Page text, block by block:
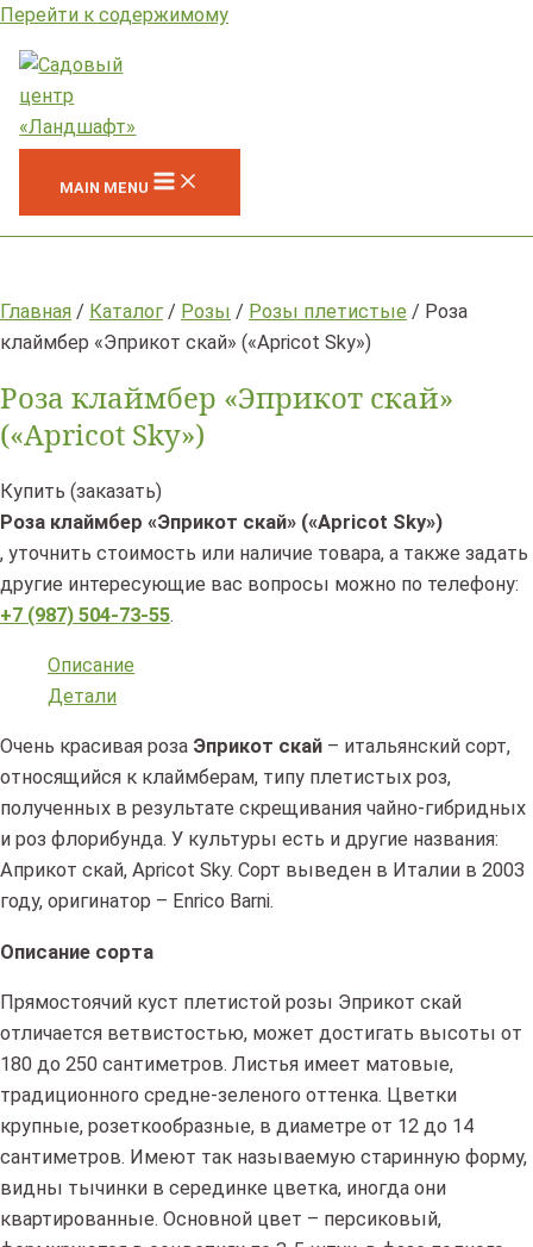
Перейти к содержимому
MAIN MENU
Главная / Каталог/ Розы / Розы плетистые / Роза
клаймбер «Эприкот скай» («Apricot Sky»)
Роза клаймбер «Эприкот скай»
(«Apricot Sky»)
Купить (заказать)
Роза клаймбер «Эприкот скай» («Apricot Sky»)
, уточнить стоимость или наличие товара, а также задать
другие интересующие вас вопросы можно по телефону:
+7 (987) 504-73-55.
Описание
Детали
Очень красивая роза Эприкот скай – итальянский сорт,
относящийся к клаймберам, типу плетистых роз,
полученных в результате скрещивания чайно-гибридных
и роз флорибунда. У культуры есть и другие названия:
Априкот скай, Apricot Sky. Сорт выведен в Италии в 2003
году, оригинатор – Enrico Barni.
Описание сорта
Прямостоячий куст плетистой розы Эприкот скай
отличается ветвистостью, может достигать высоты от
180 до 250 сантиметров. Листья имеет матовые,
традиционного средне-зеленого оттенка. Цветки
крупные, розеткообразные, в диаметре от 12 до 14
сантиметров. Имеют так называемую старинную форму,
видны тычинки в серединке цветка, иногда они
квартированные. Основной цвет – персиковый,